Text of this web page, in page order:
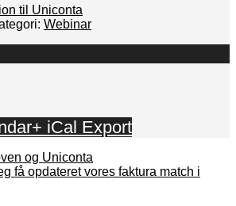
til Uniconta
Webinar
+ iCal Export
og Uniconta
få opdateret vores faktura match i